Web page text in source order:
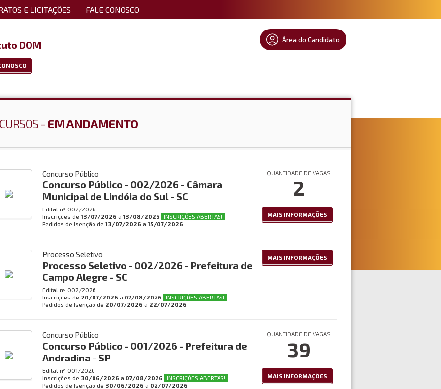
E LICITAÇÕES FALE CONOSCO
DOM Área do Candidato
- EM ANDAMENTO
Concurso Público
Concurso Público - 002/2026 - Câmara
Municipal de Lindóia do Sul - SC
Edital nº 002/2026
Inscrições de 13/07/2026 a 13/08/2026
INSCRIÇÕES ABERTAS!
Pedidos de Isenção de 13/07/2026 a 15/07/2026
QUANTIDADE DE VAGAS
2
MAIS INFORMAÇÕES
Processo Seletivo
Processo Seletivo - 002/2026 - Prefeitura de
Campo Alegre - SC
Edital nº 002/2026
Inscrições de 20/07/2026 a 07/08/2026
INSCRIÇÕES ABERTAS!
Pedidos de Isenção de 20/07/2026 a 22/07/2026
MAIS INFORMAÇÕES
Concurso Público
Concurso Público - 001/2026 - Prefeitura de
Andradina - SP
Edital nº 001/2026
Inscrições de 30/06/2026 a 07/08/2026
INSCRIÇÕES ABERTAS!
Pedidos de Isenção de 30/06/2026 a 02/07/2026
QUANTIDADE DE VAGAS
39
MAIS INFORMAÇÕES